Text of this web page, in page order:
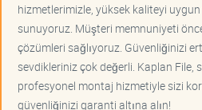
hizmetlerimizle, yüksek kaliteyi
sunuyoruz. Müşteri memnuniyeti
çözümleri sağlıyoruz. Güvenliğinizi
sevdikleriniz çok değerli. Kaplan File,
profesyonel montaj hizmetiyle sizi
güvenliğinizi garanti altına alın!